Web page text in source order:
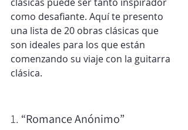
clásicas puede ser tanto inspirador
como desafiante. Aquí te presento
una lista de 20 obras clásicas que
son ideales para los que están
comenzando su viaje con la guitarra
clásica.
1. “Romance Anónimo”